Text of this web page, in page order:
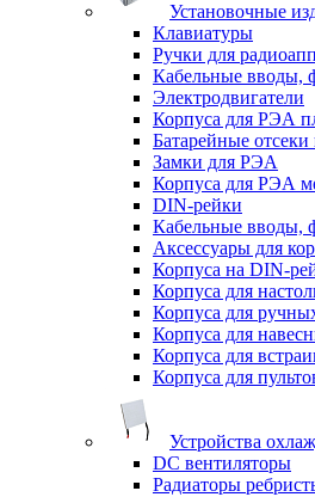
Установочные
Клавиатуры
Ручки для
Кабельные вводы,
Электродвигатели
Корпуса для РЭА
Батарейные отсеки
Замки для РЭА
Корпуса для РЭА
DIN-рейки
Кабельные вводы,
Аксессуары для
Корпуса на DIN-
Корпуса для
Корпуса для
Корпуса для
Корпуса для
Корпуса для
Устройства
DC вентиляторы
Радиаторы